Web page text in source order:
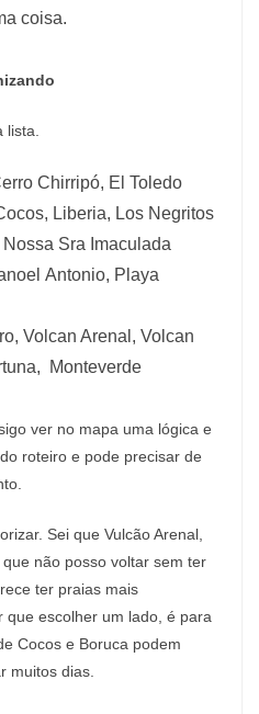
coisa.
Chirripó, El Toledo
Liberia, Los Negritos
Sra Imaculada
Antonio, Playa
Volcan Arenal, Volcan
Monteverde
ver no mapa uma lógica e
roteiro e pode precisar de
Sei que Vulcão Arenal,
não posso voltar sem ter
ter praias mais
que escolher um lado, é para
Cocos e Boruca podem
muitos dias.